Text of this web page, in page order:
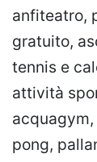
anfiteatro,
gratuito,
tennis e
attività
pong,